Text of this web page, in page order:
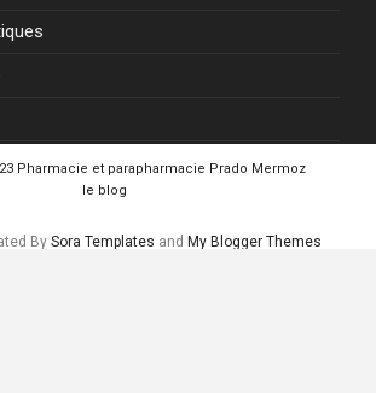
Pharmacie et parapharmacie Prado Mermoz
le blog
BySora Templates and My Blogger Themes